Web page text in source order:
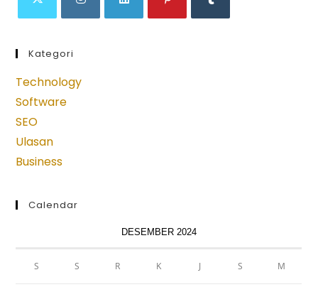
a
new
tab
new
tab
Kategori
Technology
Software
SEO
Ulasan
Business
Calendar
DESEMBER 2024
S S R K J S M